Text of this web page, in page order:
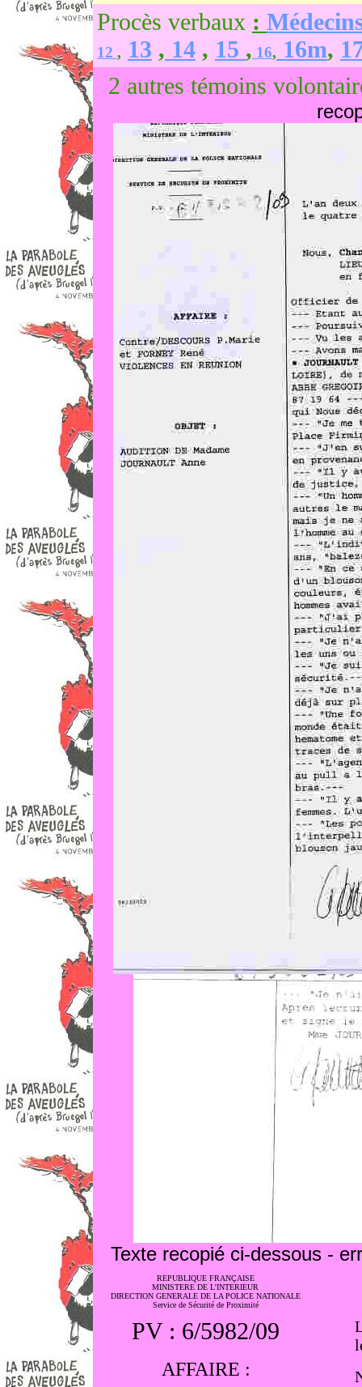
Procès verbaux :
12 , 13 , 14 , 15 , 16, 16m,
2 autres témoins
Texte recopié ci-dessous -
REPUBLIQUE FRANÇAISE
MINISTERE DE L'INTERIEUR
DIRECTION GENERALE DE LA POLICE NATIONALE
Service de Sécurité de Proximité
PV : 6/5982/09
AFFAIRE :